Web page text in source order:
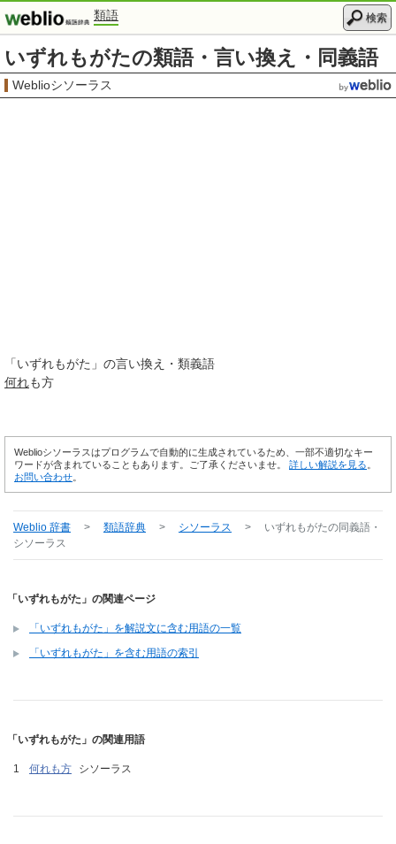
類語 検索
いずれもがたの類語・言い換え・同義語
Weblioシソーラス
「いずれもがた 」の言い換え・類義語
何れも方
Weblioシソーラスはプログラムで自動的に生成されているため、一部不適切なキー
ワードが含まれていることもあります。ご了承くださいませ。 詳しい解説を見る
お問い合わせ
Weblio 辞書 > 類語辞典 > シソーラス > いずれもがたの同義語・
シソーラス
「いずれもがた」の関連ページ
「いずれもがた」を解説文に含む用語の一覧
「いずれもがた」を含む用語の索引
「いずれもがた」の関連用語
何れも方 シソーラス